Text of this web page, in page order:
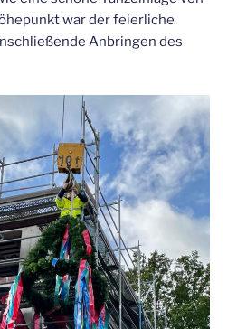
war der feierliche
Anbringen des